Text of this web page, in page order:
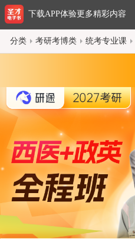
分类 考研考博类 统考专业课
下载APP体验更多精彩内容